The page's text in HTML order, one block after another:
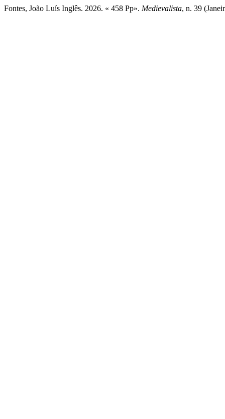
Fontes, João Luís Inglês. 2026. « 458 Pp». Medievalista, n. 39